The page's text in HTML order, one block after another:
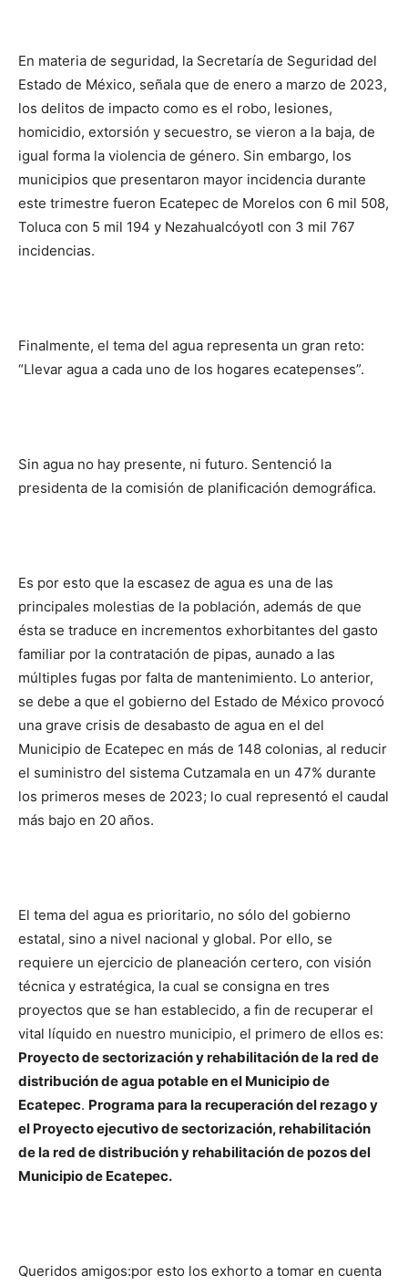
En materia de seguridad, la Secretaría de Seguridad del
Estado de México, señala que de enero a marzo de 2023,
los delitos de impacto como es el robo, lesiones,
homicidio, extorsión y secuestro, se vieron a la baja, de
igual forma la violencia de género. Sin embargo, los
municipios que presentaron mayor incidencia durante
este trimestre fueron Ecatepec de Morelos con 6 mil 508,
Toluca con 5 mil 194 y Nezahualcóyotl con 3 mil 767
incidencias.
Finalmente, el tema del agua representa un gran reto:
“Llevar agua a cada uno de los hogares ecatepenses”.
Sin agua no hay presente, ni futuro. Sentenció la
presidenta de la comisión de planificación demográfica.
Es por esto que la escasez de agua es una de las
principales molestias de la población, además de que
ésta se traduce en incrementos exhorbitantes del gasto
familiar por la contratación de pipas, aunado a las
múltiples fugas por falta de mantenimiento. Lo anterior,
se debe a que el gobierno del Estado de México provocó
una grave crisis de desabasto de agua en el del
Municipio de Ecatepec en más de 148 colonias, al reducir
el suministro del sistema Cutzamala en un 47% durante
los primeros meses de 2023; lo cual representó el caudal
más bajo en 20 años.
El tema del agua es prioritario, no sólo del gobierno
estatal, sino a nivel nacional y global. Por ello, se
requiere un ejercicio de planeación certero, con visión
técnica y estratégica, la cual se consigna en tres
proyectos que se han establecido, a fin de recuperar el
vital líquido en nuestro municipio, el primero de ellos es:
Proyecto de sectorización y rehabilitación de la red de
distribución de agua potable en el Municipio de
Ecatepec. Programa para la recuperación del rezago y
el Proyecto ejecutivo de sectorización, rehabilitación
de la red de distribución y rehabilitación de pozos del
Municipio de Ecatepec.
Queridos amigos:por esto los exhorto a tomar en cuenta